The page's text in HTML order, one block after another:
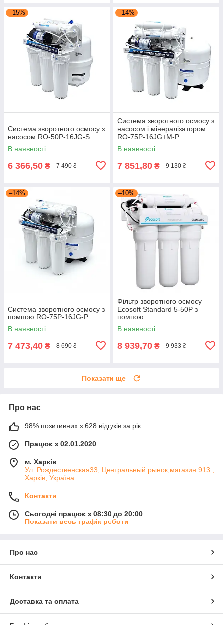
–15%
Система зворотного осмосу з
насосом RO-50P-16JG-S
В наявності
6 366,50 ₴ 7 490 ₴
–14%
Система зворотного осмосу з
насосом і мінералізатором
RO-75P-16JG+М-P
В наявності
7 851,80 ₴ 9 130 ₴
–14%
Система зворотного осмосу з
помпою RO-75P-16JG-P
В наявності
7 473,40 ₴ 8 690 ₴
–10%
Фільтр зворотного осмосу
Ecosoft Standard 5-50P з
помпою
В наявності
8 939,70 ₴ 9 933 ₴
Показати ще
Про нас
98% позитивних з 628 відгуків за рік
Працює з 02.01.2020
м. Харків
Ул. Рождественская33, Центральный рынок,магазин 913 ,
Харків, Україна
Контакти
Сьогодні працює з 08:30 до 20:00
Показати весь графік роботи
Про нас
Контакти
Доставка та оплата